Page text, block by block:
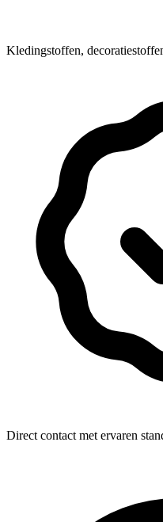
Kledingstoffen,
Direct contact met ervaren